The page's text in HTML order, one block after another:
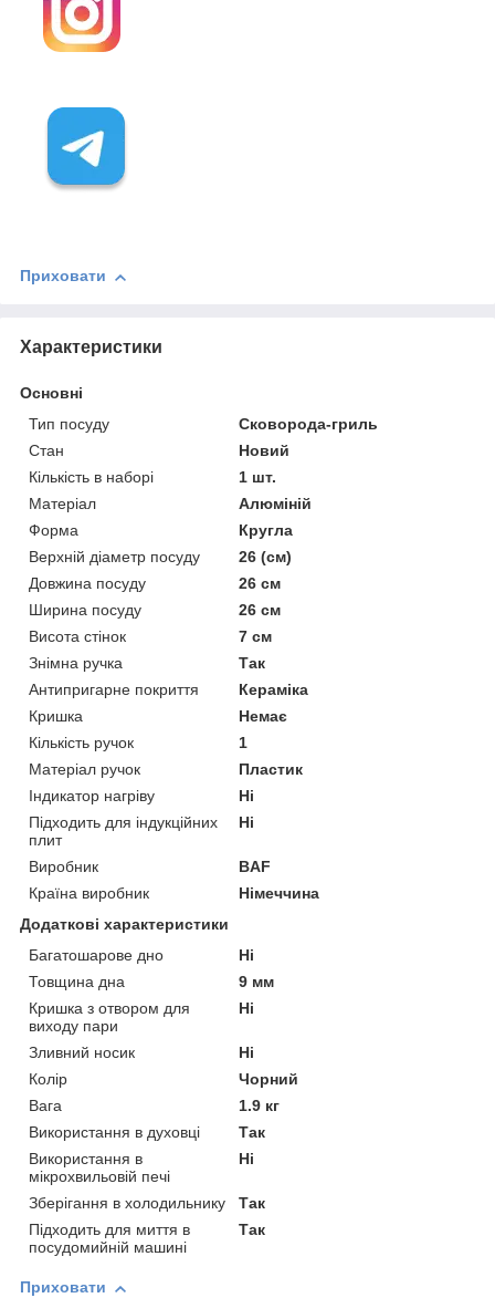
Приховати
Характеристики
Основні
Тип посуду
Сковорода-гриль
Стан
Новий
Кількість в наборі
1 шт.
Матеріал
Алюміній
Форма
Кругла
Верхній діаметр посуду
26 (см)
Довжина посуду
26 см
Ширина посуду
26 см
Висота стінок
7 см
Знімна ручка
Так
Антипригарне покриття
Кераміка
Кришка
Немає
Кількість ручок
1
Матеріал ручок
Пластик
Індикатор нагріву
Ні
Підходить для індукційних
плит
Ні
Виробник
BAF
Країна виробник
Німеччина
Додаткові характеристики
Багатошарове дно
Ні
Товщина дна
9 мм
Кришка з отвором для
виходу пари
Ні
Зливний носик
Ні
Колір
Чорний
Вага
1.9 кг
Використання в духовці
Так
Використання в
мікрохвильовій печі
Ні
Зберігання в холодильнику
Так
Підходить для миття в
посудомийній машині
Так
Приховати